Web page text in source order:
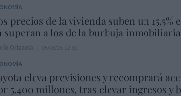
precios de la vivienda suben un 15,5%
superan a los de la burbuja inmobiliaria
eleva previsiones y recomprará
5.400 millones, tras elevar ingresos y